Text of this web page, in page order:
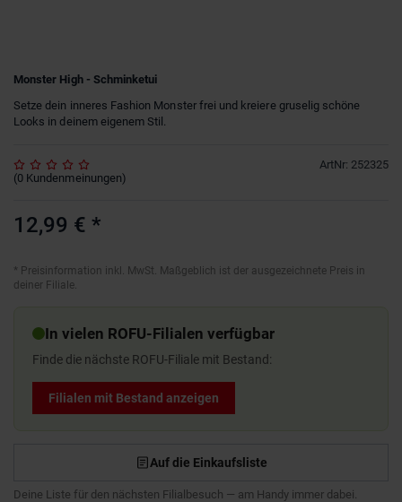
Monster High - Schminketui
Setze dein inneres Fashion Monster frei und kreiere gruselig schöne
Looks in deinem eigenem Stil.
ArtNr: 252325
(0 Kundenmeinungen)
12,99 € *
* Preisinformation inkl. MwSt. Maßgeblich ist der ausgezeichnete Preis in
deiner Filiale.
In vielen ROFU-Filialen verfügbar
Finde die nächste ROFU-Filiale mit Bestand:
Filialen mit Bestand anzeigen
Auf die Einkaufsliste
Deine Liste für den nächsten Filialbesuch — am Handy immer dabei.